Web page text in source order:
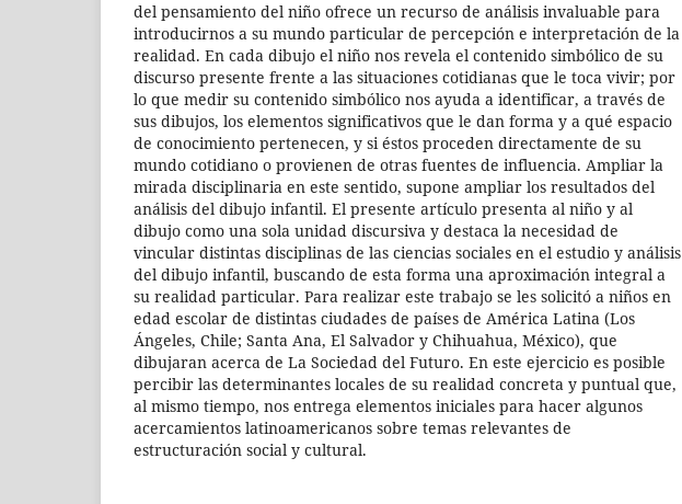
del pensamiento del niño ofrece un recurso de análisis invaluable para
introducirnos a su mundo particular de percepción e interpretación de la
realidad. En cada dibujo el niño nos revela el contenido simbólico de su
discurso presente frente a las situaciones cotidianas que le toca vivir; por
lo que medir su contenido simbólico nos ayuda a identificar, a través de
sus dibujos, los elementos significativos que le dan forma y a qué espacio
de conocimiento pertenecen, y si éstos proceden directamente de su
mundo cotidiano o provienen de otras fuentes de influencia. Ampliar la
mirada disciplinaria en este sentido, supone ampliar los resultados del
análisis del dibujo infantil. El presente artículo presenta al niño y al
dibujo como una sola unidad discursiva y destaca la necesidad de
vincular distintas disciplinas de las ciencias sociales en el estudio y análisis
del dibujo infantil, buscando de esta forma una aproximación integral a
su realidad particular. Para realizar este trabajo se les solicitó a niños en
edad escolar de distintas ciudades de países de América Latina (Los
Ángeles, Chile; Santa Ana, El Salvador y Chihuahua, México), que
dibujaran acerca de La Sociedad del Futuro. En este ejercicio es posible
percibir las determinantes locales de su realidad concreta y puntual que,
al mismo tiempo, nos entrega elementos iniciales para hacer algunos
acercamientos latinoamericanos sobre temas relevantes de
estructuración social y cultural.